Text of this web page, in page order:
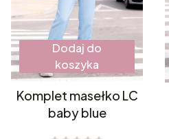
Dodaj do
koszyka
Komplet masełko LC
baby blue